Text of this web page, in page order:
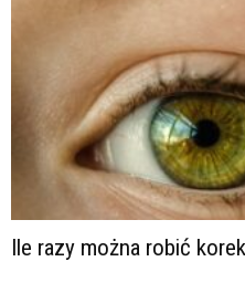
Ile razy można robić